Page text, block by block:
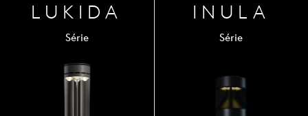
LUKIDA
Série
INULA
Série